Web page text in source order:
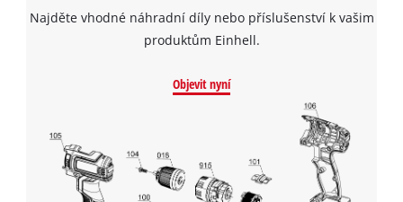
Najděte vhodné náhradní díly nebo příslušenství k vašim
produktům Einhell.
Objevit nyní